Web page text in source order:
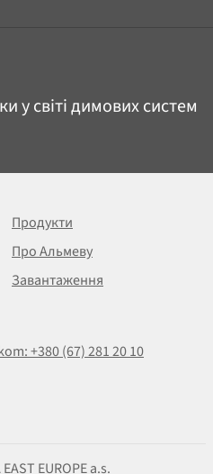
у світі димових систем
Продукти
Про Альмеву
Завантаження
+380 (67) 281 20 10
EUROPE a.s.